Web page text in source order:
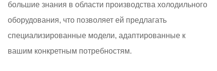
большие знания в области производства холодильного
оборудования, что позволяет ей предлагать
специализированные модели, адаптированные к
вашим конкретным потребностям.